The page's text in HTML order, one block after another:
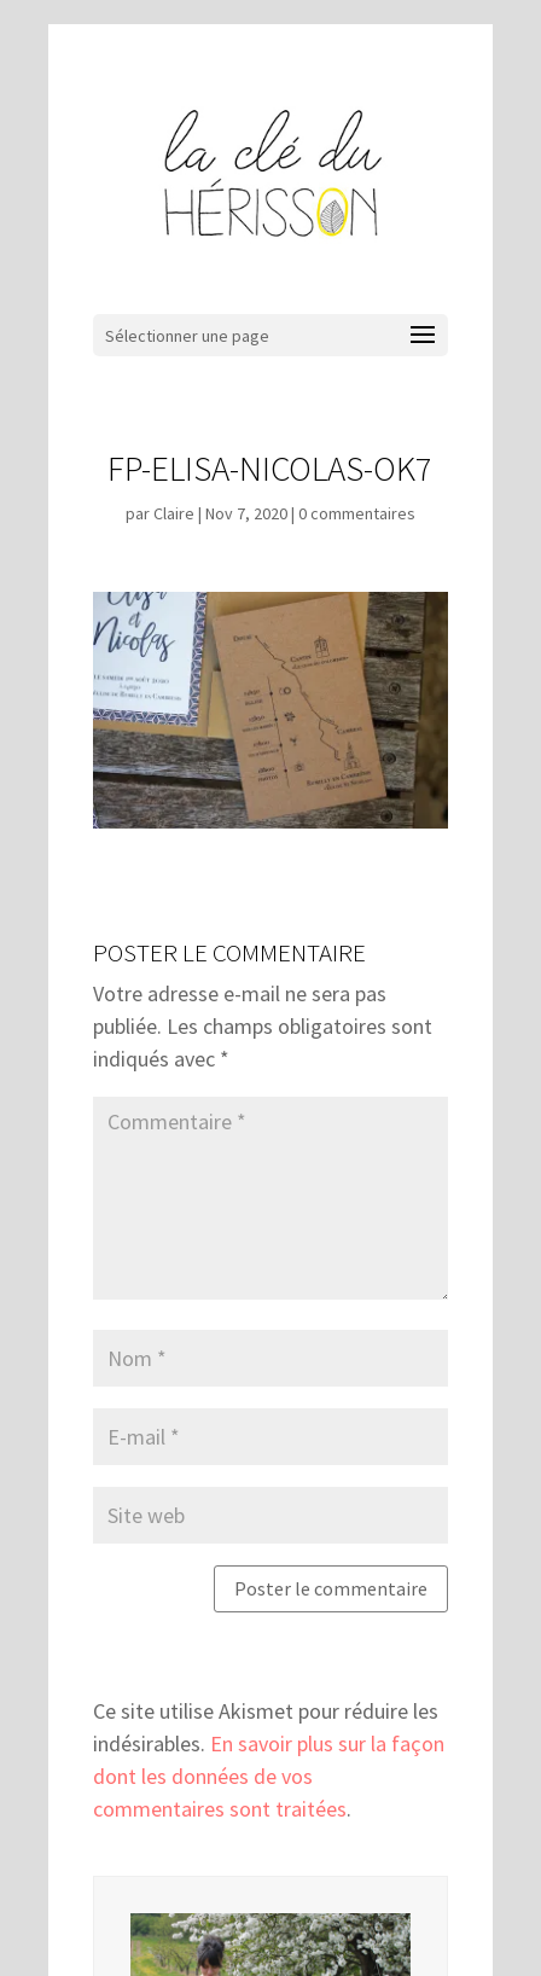
Sélectionner une page
FP-ELISA-NICOLAS-OK7
parClaire | Nov 7, 2020| 0 commentaires
POSTER LE COMMENTAIRE
Votre adresse e-mail ne sera pas
publiée. Les champs obligatoires sont
indiqués avec *
Ce site utilise Akismet pour réduire les
indésirables. En savoir plus sur la façon
dont les données de vos
commentaires sont traitées.